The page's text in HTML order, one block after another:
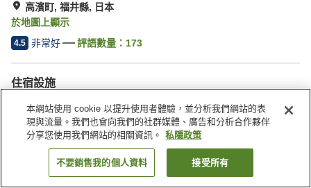
高濱町, 福井縣, 日本
於地圖上顯示
4.5 非常好 評語數量： 173
住宿設施
停車場
水療/美容院
餐廳
自動販賣機
找客房
本網站使用 cookie 以提升使用者體驗，並分析我們網站的表
現與流量。我們也會向我們的社群媒體、廣告和分析合作夥伴
分享您使用我們網站的相關資訊。
私隱政策
不要銷售我的個人資料 接受所有